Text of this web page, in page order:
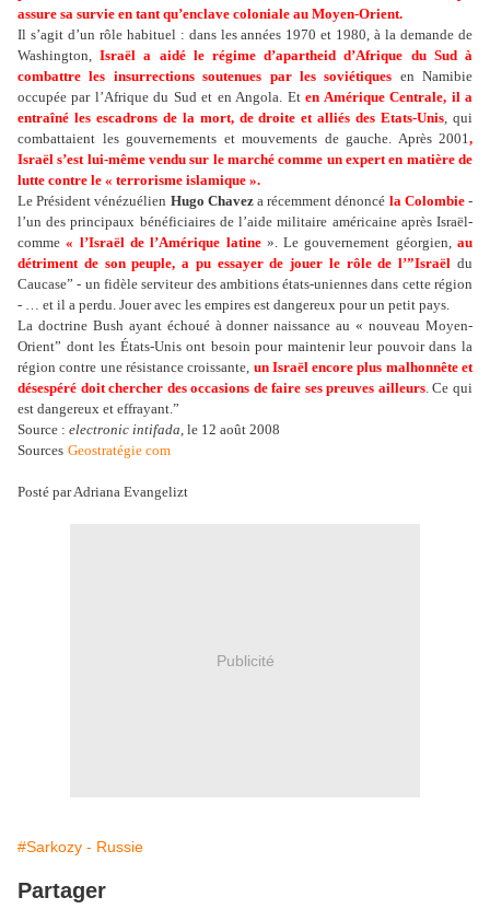
assure sa survie en tant qu’enclave coloniale au Moyen-Orient.
Il s’agit d’un rôle habituel : dans les années 1970 et 1980, à la demande de
Washington,Israël a aidé le régime d’apartheid d’Afrique du Sud à
combattre les insurrections soutenues par les soviétiques en Namibie
occupée par l’Afrique du Sud et en Angola. Eten Amérique Centrale, il a
entraîné les escadrons de la mort, de droite et alliés des Etats-Unis, qui
combattaient les gouvernements et mouvements de gauche. Après 2001,
Israël s’est lui-même vendu sur le marché comme un expert en matière de
lutte contre le « terrorisme islamique ».
Le Président vénézuélien Hugo Chaveza récemment dénoncé la Colombie-
l’un des principaux bénéficiaires de l’aide militaire américaine après Israël-
comme« l’Israël de l’Amérique latine». Le gouvernement géorgien,au
détriment de son peuple, a pu essayer de jouer le rôle de l’”Israël du
Caucase” - un fidèle serviteur des ambitions états-uniennes dans cette région
- … et il a perdu. Jouer avec les empires est dangereux pour un petit pays.
La doctrine Bush ayant échoué à donner naissance au « nouveau Moyen-
Orient” dont les États-Unis ont besoin pour maintenir leur pouvoir dans la
région contre une résistance croissante, un Israël encore plus malhonnête et
désespéré doit chercher des occasions de faire ses preuves ailleurs. Ce qui
est dangereux et effrayant.”
Source : electronic intifada, le 12 août 2008
Sources Geostratégie com
Posté par Adriana Evangelizt
Publicité
#Sarkozy - Russie
Partager